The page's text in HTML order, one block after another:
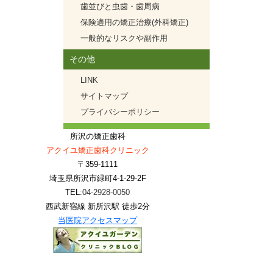
歯並びと虫歯・歯周病
保険適用の矯正治療(外科矯正)
一般的なリスクや副作用
その他
LINK
サイトマップ
プライバシーポリシー
所沢の矯正歯科
アクイユ矯正歯科クリニック
〒359-1111
埼玉県所沢市緑町4-1-29-2F
TEL:04-2928-0050
西武新宿線 新所沢駅 徒歩2分
当医院アクセスマップ